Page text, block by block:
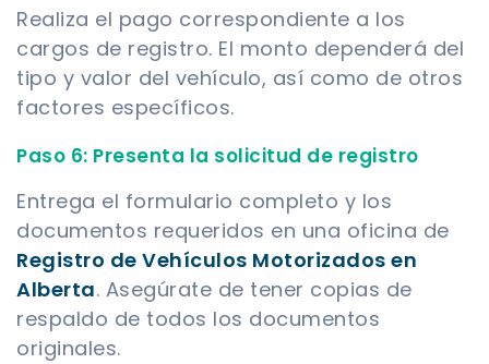
Realiza el pago correspondiente a los
cargos de registro. El monto dependerá del
tipo y valor del vehículo, así como de otros
factores específicos.
Paso 6: Presenta la solicitud de registro
Entrega el formulario completo y los
documentos requeridos en una oficina de
Registro de Vehículos Motorizados en
Alberta. Asegúrate de tener copias de
respaldo de todos los documentos
originales.